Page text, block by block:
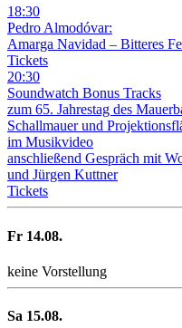
18:30
Pedro Almodóvar:
Amarga Navidad – Bitteres
Tickets
20:30
Soundwatch Bonus Tracks
zum 65. Jahrestag des
Schallmauer und
im Musikvideo
anschließend Gespräch mit
und Jürgen Kuttner
Tickets
Fr 14.08.
keine Vorstellung
Sa 15.08.